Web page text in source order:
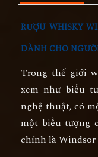
RƯỢU WHISKY
DÀNH CHO
Trong thế giới
xem như biểu
nghệ thuật, có
một biểu tượng
chính làWindsor